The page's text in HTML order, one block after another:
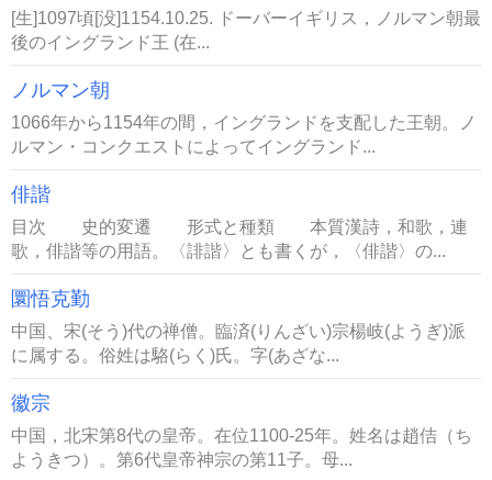
[生]1097頃[没]1154.10.25. ドーバーイギリス，ノルマン朝最
後のイングランド王 (在...
ノルマン朝
1066年から1154年の間，イングランドを支配した王朝。ノ
ルマン・コンクエストによってイングランド...
俳諧
目次 史的変遷 形式と種類 本質漢詩，和歌，連
歌，俳諧等の用語。〈誹諧〉とも書くが，〈俳諧〉の...
圜悟克勤
中国、宋(そう)代の禅僧。臨済(りんざい)宗楊岐(ようぎ)派
に属する。俗姓は駱(らく)氏。字(あざな...
徽宗
中国，北宋第8代の皇帝。在位1100-25年。姓名は趙佶（ち
ようきつ）。第6代皇帝神宗の第11子。母...